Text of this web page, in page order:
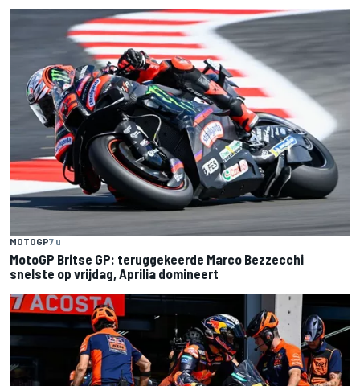
MOTOGP7 u
MotoGP Britse GP: teruggekeerde Marco Bezzecchi
snelste op vrijdag, Aprilia domineert